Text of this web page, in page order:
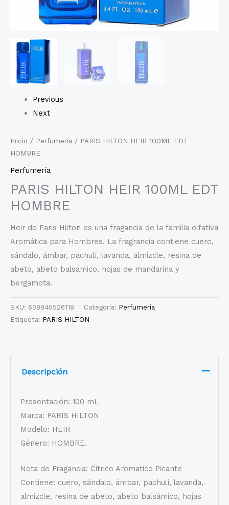
Previous
Next
Inicio / Perfumería / PARIS HILTON HEIR 100ML EDT
HOMBRE
Perfumería
PARIS HILTON HEIR 100ML EDT
HOMBRE
Heir de Paris Hilton es una fragancia de la familia olfativa
Aromática para Hombres. La fragrancia contiene cuero,
sándalo, ámbar, pachulí, lavanda, almizcle, resina de
abeto, abeto balsámico, hojas de mandarina y
bergamota.
SKU: 608940526118 Categoría: Perfumería
Etiqueta: PARIS HILTON
Descripción
Presentación: 100 mL
Marca: PARIS HILTON
Modelo: HEIR
Género: HOMBRE.
Nota de Fragancia: Citrico Aromatico Picante
Contiene: cuero, sándalo, ámbar, pachulí, lavanda,
almizcle, resina de abeto, abeto balsámico, hojas